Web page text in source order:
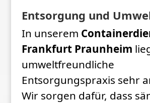
Entsorgung und
In unserem
Frankfurt Praunheim
umweltfreundliche
Entsorgungspraxis sehr
Wir sorgen dafür, dass